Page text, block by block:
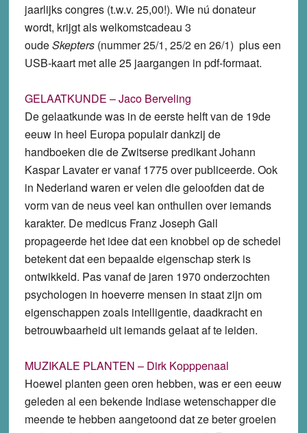
jaarlijks congres (t.w.v. 25,00!). Wie nú donateur
wordt, krijgt als welkomstcadeau 3
oudeSkepters (nummer 25/1, 25/2 en 26/1) plus een
USB-kaart met alle 25 jaargangen in pdf-formaat.
GELAATKUNDE – Jaco Berveling
De gelaatkunde was in de eerste helft van de 19de
eeuw in heel Europa populair dankzij de
handboeken die de Zwitserse predikant Johann
Kaspar Lavater er vanaf 1775 over publiceerde. Ook
in Nederland waren er velen die geloofden dat de
vorm van de neus veel kan onthullen over iemands
karakter. De medicus Franz Joseph Gall
propageerde het idee dat een knobbel op de schedel
betekent dat een bepaalde eigenschap sterk is
ontwikkeld. Pas vanaf de jaren 1970 onderzochten
psychologen in hoeverre mensen in staat zijn om
eigenschappen zoals intelligentie, daadkracht en
betrouwbaarheid uit iemands gelaat af te leiden.
MUZIKALE PLANTEN – Dirk Kopppenaal
Hoewel planten geen oren hebben, was er een eeuw
geleden al een bekende Indiase wetenschapper die
meende te hebben aangetoond dat ze beter groeien